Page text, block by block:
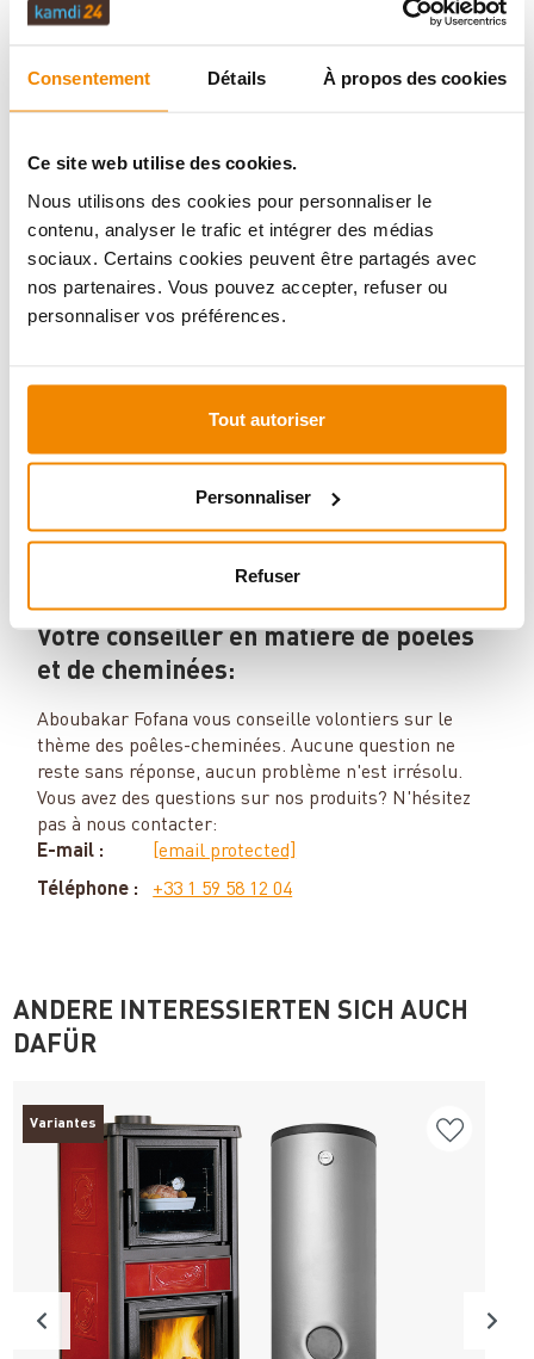
Consentement Détails À propos des cookies
Ce site web utilise des cookies.
Nous utilisons des cookies pour personnaliser le
contenu, analyser le trafic et intégrer des médias
sociaux. Certains cookies peuvent être partagés avec
nos partenaires. Vous pouvez accepter, refuser ou
personnaliser vos préférences.
Tout autoriser
Personnaliser
Refuser
ÉVALUATIONS (0)
PRODUITS EN BUNDLE
INFORMATIONS IMPORTANTES
Imprimer la fiche article Question sur l’article
Votre conseiller en matière de poêles
et de cheminées:
Aboubakar Fofana vous conseille volontiers sur le
thème des poêles-cheminées. Aucune question ne
reste sans réponse, aucun problème n'est irrésolu.
Vous avez des questions sur nos produits? N'hésitez
pas à nous contacter:
E-mail :
[email protected]
Téléphone :
+33 1 59 58 12 04
ANDERE INTERESSIERTEN SICH AUCH
DAFÜR
Variantes